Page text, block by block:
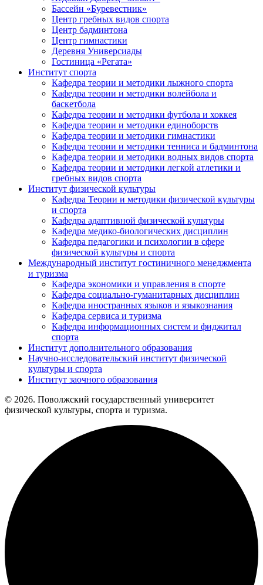
Бассейн «Буревестник»
Центр гребных видов спорта
Центр бадминтона
Центр гимнастики
Деревня Универсиады
Гостиница «Регата»
Институт спорта
Кафедра теории и методики лыжного спорта
Кафедра теории и методики волейбола и
баскетбола
Кафедра теории и методики футбола и хоккея
Кафедра теории и методики единоборств
Кафедра теории и методики гимнастики
Кафедра теории и методики тенниса и бадминтона
Кафедра теории и методики водных видов спорта
Кафедра теории и методики легкой атлетики и
гребных видов спорта
Институт физической культуры
Кафедра Теории и методики физической культуры
и спорта
Кафедра адаптивной физической культуры
Кафедра медико-биологических дисциплин
Кафедра педагогики и психологии в сфере
физической культуры и спорта
Международный институт гостиничного менеджмента
и туризма
Кафедра экономики и управления в спорте
Кафедра социально-гуманитарных дисциплин
Кафедра иностранных языков и языкознания
Кафедра сервиса и туризма
Кафедра информационных систем и фиджитал
спорта
Институт дополнительного образования
Научно-исследовательский институт физической
культуры и спорта
Институт заочного образования
© 2026. Поволжский государственный университет
физической культуры, спорта и туризма.